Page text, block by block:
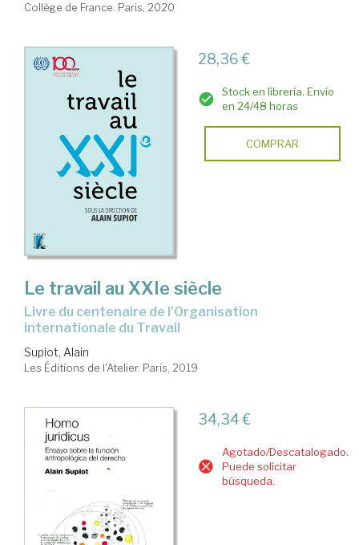
Collège de France. Paris, 2020
28,36 €
Stock en librería. Envío
en 24/48 horas
COMPRAR
Le travail au XXIe siècle
Livre du centenaire de l'Organisation
internationale du Travail
Supiot, Alain
Les Éditions de l'Atelier. Paris, 2019
34,34 €
Agotado/Descatalogado.
Puede solicitar
búsqueda.